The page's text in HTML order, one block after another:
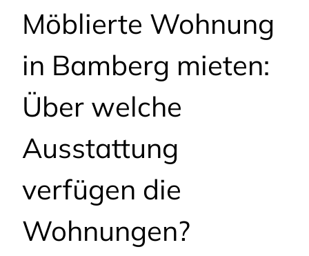
Möblierte Wohnung
in Bamberg mieten:
Über welche
Ausstattung
verfügen die
Wohnungen?